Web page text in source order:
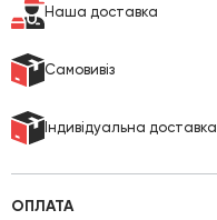
Наша доставка
Cамовивіз
Індивідуальна доставка
ОПЛАТА